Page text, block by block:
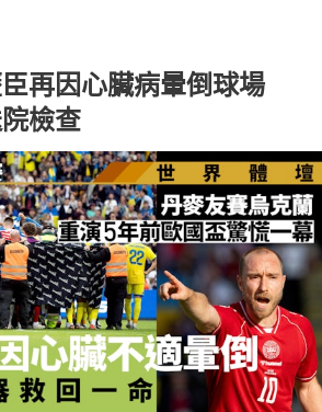
再因心臟病暈倒球場
檢查